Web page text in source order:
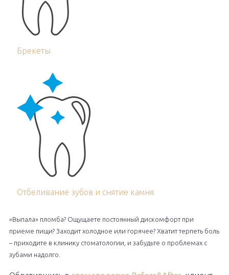
Брекеты
Отбеливание зубов и снятие камня
«Выпала» пломба? Ощущаете постоянный дискомфорт при
приеме пищи? Заходит холодное или горячее? Хватит терпеть боль
– приходите в клинику стоматологии, и забудьте о проблемах с
зубами надолго.